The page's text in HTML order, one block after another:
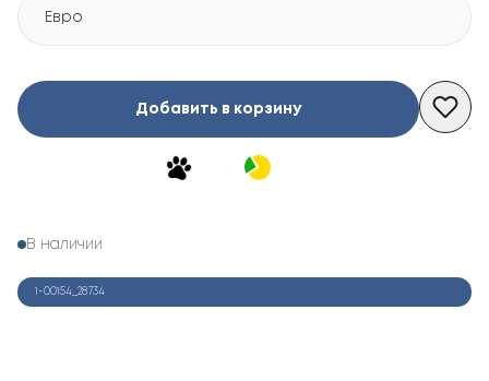
Евро
Добавить в корзину
В наличии
1-00154_28734